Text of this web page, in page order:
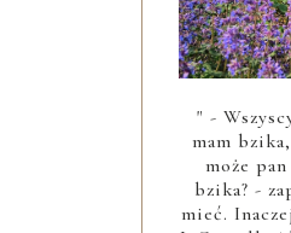
" -
mam
może
bzika? -
mieć.